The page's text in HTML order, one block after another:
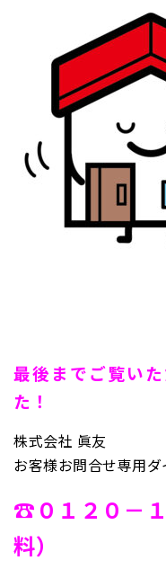
最後までご覧い
た！
株式会社 眞友
お客様お問合せ専用ダ
☎０１２０－
料）